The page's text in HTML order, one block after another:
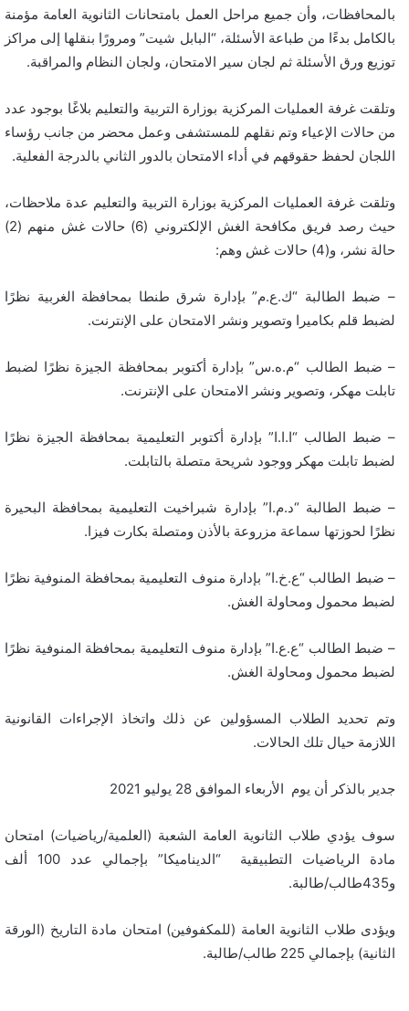
بالمحافظات، وأن جميع مراحل العمل بامتحانات الثانوية العامة مؤمنة
بالكامل بدءًا من طباعة الأسئلة، “البابل شيت” ومرورًا بنقلها إلى مراكز
توزيع ورق الأسئلة ثم لجان سير الامتحان، ولجان النظام والمراقبة.
وتلقت غرفة العمليات المركزية بوزارة التربية والتعليم بلاغًا بوجود عدد
من حالات الإعياء وتم نقلهم للمستشفى وعمل محضر من جانب رؤساء
اللجان لحفظ حقوقهم في أداء الامتحان بالدور الثاني بالدرجة الفعلية.
وتلقت غرفة العمليات المركزية بوزارة التربية والتعليم عدة ملاحظات،
حيث رصد فريق مكافحة الغش الإلكتروني (6) حالات غش منهم (2)
حالة نشر، و(4) حالات غش وهم:
– ضبط الطالبة “ك.ع.م” بإدارة شرق طنطا بمحافظة الغربية نظرًا
لضبط قلم بكاميرا وتصوير ونشر الامتحان على الإنترنت.
– ضبط الطالب “م.ه.س” بإدارة أكتوبر بمحافظة الجيزة نظرًا لضبط
تابلت مهكر، وتصوير ونشر الامتحان على الإنترنت.
– ضبط الطالب “ا.ا.ا” بإدارة أكتوبر التعليمية بمحافظة الجيزة نظرًا
لضبط تابلت مهكر ووجود شريحة متصلة بالتابلت.
– ضبط الطالبة “د.م.ا” بإدارة شبراخيت التعليمية بمحافظة البحيرة
نظرًا لحوزتها سماعة مزروعة بالأذن ومتصلة بكارت فيزا.
– ضبط الطالب “ع.خ.ا” بإدارة منوف التعليمية بمحافظة المنوفية نظرًا
لضبط محمول ومحاولة الغش.
– ضبط الطالب “ع.ع.ا” بإدارة منوف التعليمية بمحافظة المنوفية نظرًا
لضبط محمول ومحاولة الغش.
وتم تحديد الطلاب المسؤولين عن ذلك واتخاذ الإجراءات القانونية
اللازمة حيال تلك الحالات.
جدير بالذكر أن يوم الأربعاء الموافق 28 يوليو 2021
سوف يؤدي طلاب الثانوية العامة الشعبة (العلمية/رياضيات) امتحان
مادة الرياضيات التطبيقية “الديناميكا” بإجمالي عدد 100 ألف
و435طالب/طالبة.
ويؤدى طلاب الثانوية العامة (للمكفوفين) امتحان مادة التاريخ (الورقة
الثانية) بإجمالي 225 طالب/طالبة.